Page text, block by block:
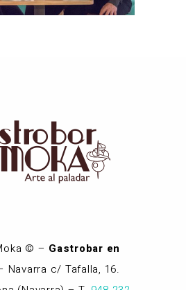
© – Gastrobar en
Navarra c/ Tafalla, 16.